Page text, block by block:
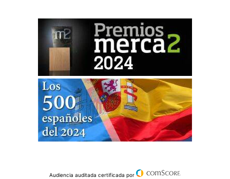
Audiencia auditada certificada por